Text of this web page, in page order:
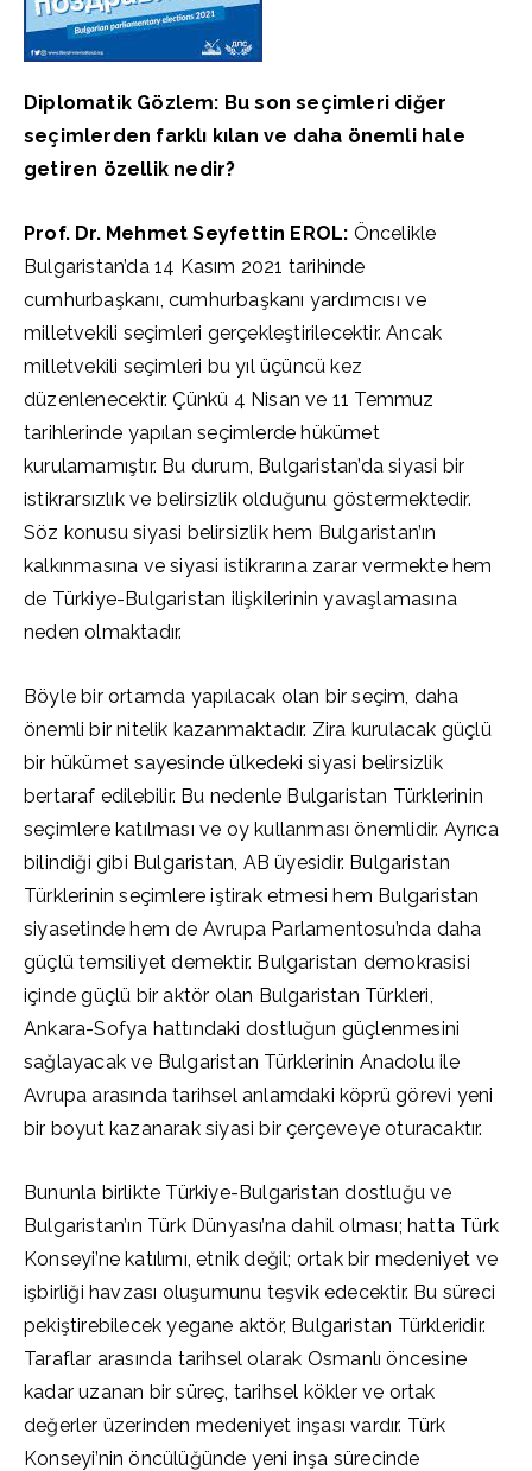
Diplomatik Gözlem: Bu son seçimleri diğer
seçimlerden farklı kılan ve daha önemli hale
getiren özellik nedir?
Prof. Dr. Mehmet Seyfettin EROL: Öncelikle
Bulgaristan’da 14 Kasım 2021 tarihinde
cumhurbaşkanı, cumhurbaşkanı yardımcısı ve
milletvekili seçimleri gerçekleştirilecektir. Ancak
milletvekili seçimleri bu yıl üçüncü kez
düzenlenecektir. Çünkü 4 Nisan ve 11 Temmuz
tarihlerinde yapılan seçimlerde hükümet
kurulamamıştır. Bu durum, Bulgaristan’da siyasi bir
istikrarsızlık ve belirsizlik olduğunu göstermektedir.
Söz konusu siyasi belirsizlik hem Bulgaristan’ın
kalkınmasına ve siyasi istikrarına zarar vermekte hem
de Türkiye-Bulgaristan ilişkilerinin yavaşlamasına
neden olmaktadır.
Böyle bir ortamda yapılacak olan bir seçim, daha
önemli bir nitelik kazanmaktadır. Zira kurulacak güçlü
bir hükümet sayesinde ülkedeki siyasi belirsizlik
bertaraf edilebilir. Bu nedenle Bulgaristan Türklerinin
seçimlere katılması ve oy kullanması önemlidir. Ayrıca
bilindiği gibi Bulgaristan, AB üyesidir. Bulgaristan
Türklerinin seçimlere iştirak etmesi hem Bulgaristan
siyasetinde hem de Avrupa Parlamentosu’nda daha
güçlü temsiliyet demektir. Bulgaristan demokrasisi
içinde güçlü bir aktör olan Bulgaristan Türkleri,
Ankara-Sofya hattındaki dostluğun güçlenmesini
sağlayacak ve Bulgaristan Türklerinin Anadolu ile
Avrupa arasında tarihsel anlamdaki köprü görevi yeni
bir boyut kazanarak siyasi bir çerçeveye oturacaktır.
Bununla birlikte Türkiye-Bulgaristan dostluğu ve
Bulgaristan’ın Türk Dünyası’na dahil olması; hatta Türk
Konseyi’ne katılımı, etnik değil; ortak bir medeniyet ve
işbirliği havzası oluşumunu teşvik edecektir. Bu süreci
pekiştirebilecek yegane aktör, Bulgaristan Türkleridir.
Taraflar arasında tarihsel olarak Osmanlı öncesine
kadar uzanan bir süreç, tarihsel kökler ve ortak
değerler üzerinden medeniyet inşası vardır. Türk
Konseyi’nin öncülüğünde yeni inşa sürecinde